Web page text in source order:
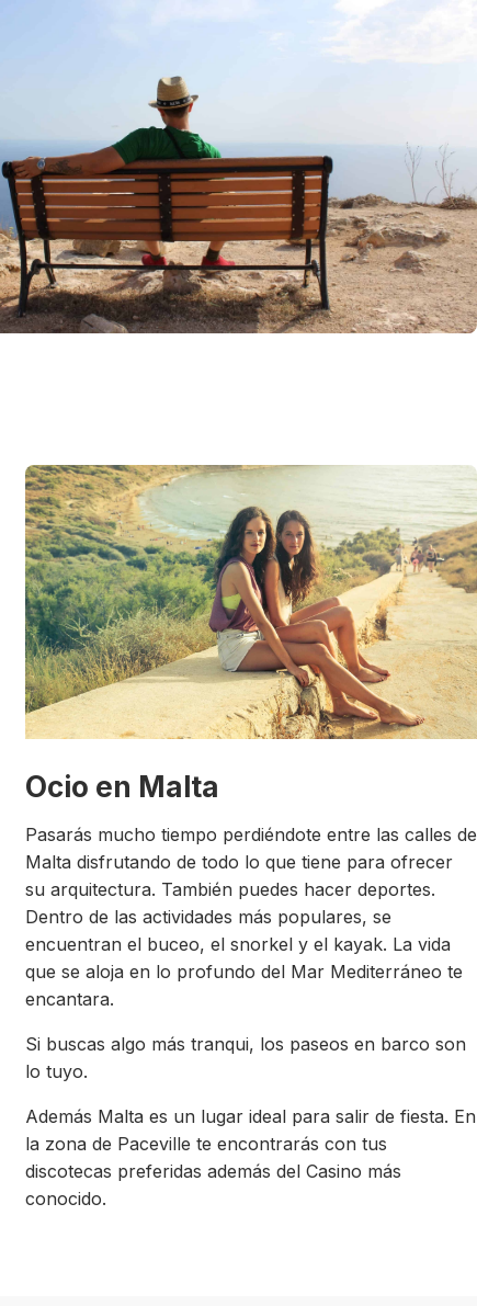
Ocio en Malta
Pasarás mucho tiempo perdiéndote entre las calles de
Malta disfrutando de todo lo que tiene para ofrecer
su arquitectura. También puedes hacer deportes.
Dentro de las actividades más populares, se
encuentran el buceo, el snorkel y el kayak. La vida
que se aloja en lo profundo del Mar Mediterráneo te
encantara.
Si buscas algo más tranqui, los paseos en barco son
lo tuyo.
Además Malta es un lugar ideal para salir de fiesta. En
la zona de Paceville te encontrarás con tus
discotecas preferidas además del Casino más
conocido.